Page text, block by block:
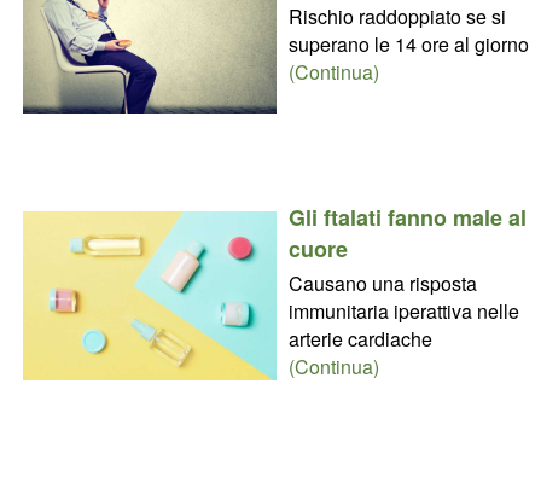
Rischio raddoppiato se si
superano le 14 ore al giorno
(Continua)
Gli ftalati fanno male al
cuore
Causano una risposta
immunitaria iperattiva nelle
arterie cardiache
(Continua)